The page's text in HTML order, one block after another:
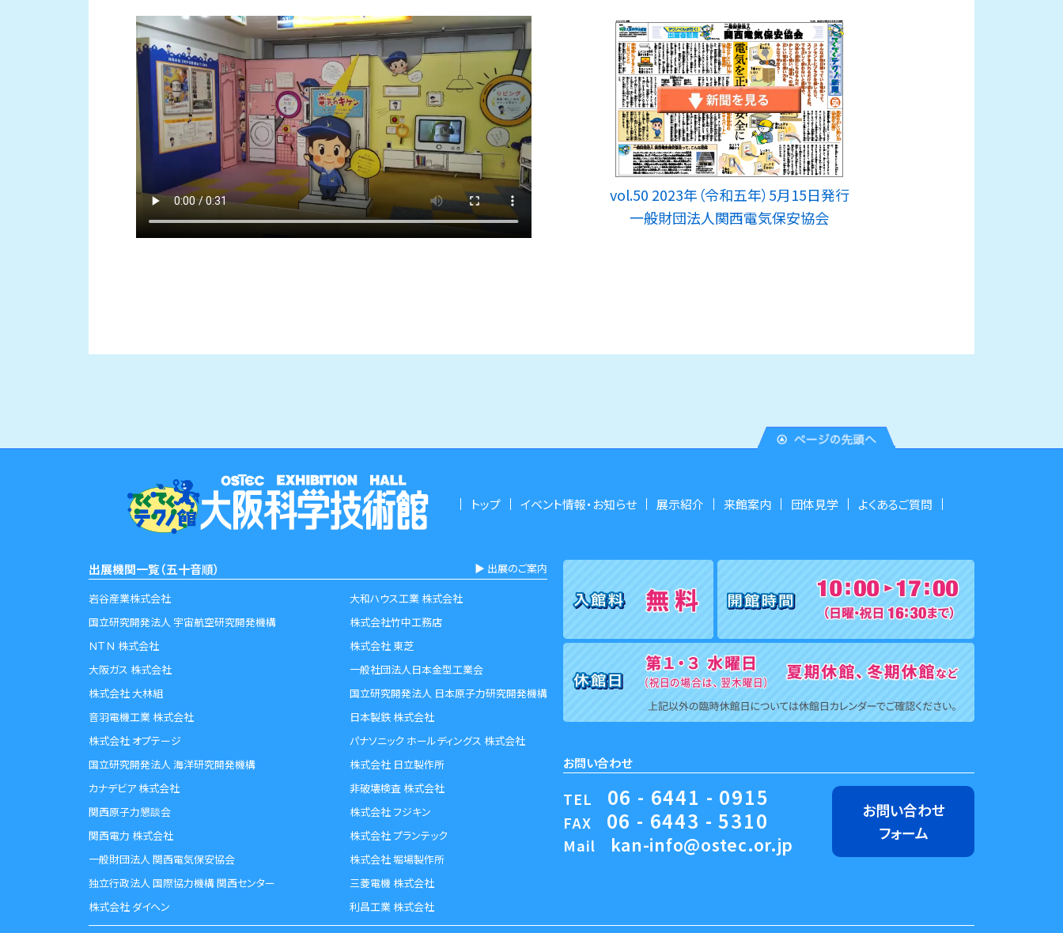
vol.50 2023年（令和五年）5月15日発行
一般財団法人関西電気保安協会
トップ イベント情報・お知らせ 展示紹介 来館案内 団体見学 よくあるご質問
お問い合わせ
TEL 06 - 6441 - 0915
FAX 06 - 6443 - 5310
Mail kan-info@ostec.or.jp
お問い合わせ
フォーム
出展機関一覧（五十音順）
▶︎ 出展のご案内
岩谷産業株式会社
国立研究開発法人 宇宙航空研究開発機構
ＮＴＮ 株式会社
大阪ガス 株式会社
株式会社 大林組
音羽電機工業 株式会社
株式会社 オプテージ
国立研究開発法人 海洋研究開発機構
カナデビア 株式会社
関西原子力懇談会
関西電力 株式会社
一般財団法人 関西電気保安協会
独立行政法人 国際協力機構 関西センター
株式会社 ダイヘン
大和ハウス工業 株式会社
株式会社竹中工務店
株式会社 東芝
一般社団法人日本金型工業会
国立研究開発法人 日本原子力研究開発機構
日本製鉄 株式会社
パナソニック ホールディングス 株式会社
株式会社 日立製作所
非破壊検査 株式会社
株式会社 フジキン
株式会社 プランテック
株式会社 堀場製作所
三菱電機 株式会社
利昌工業 株式会社